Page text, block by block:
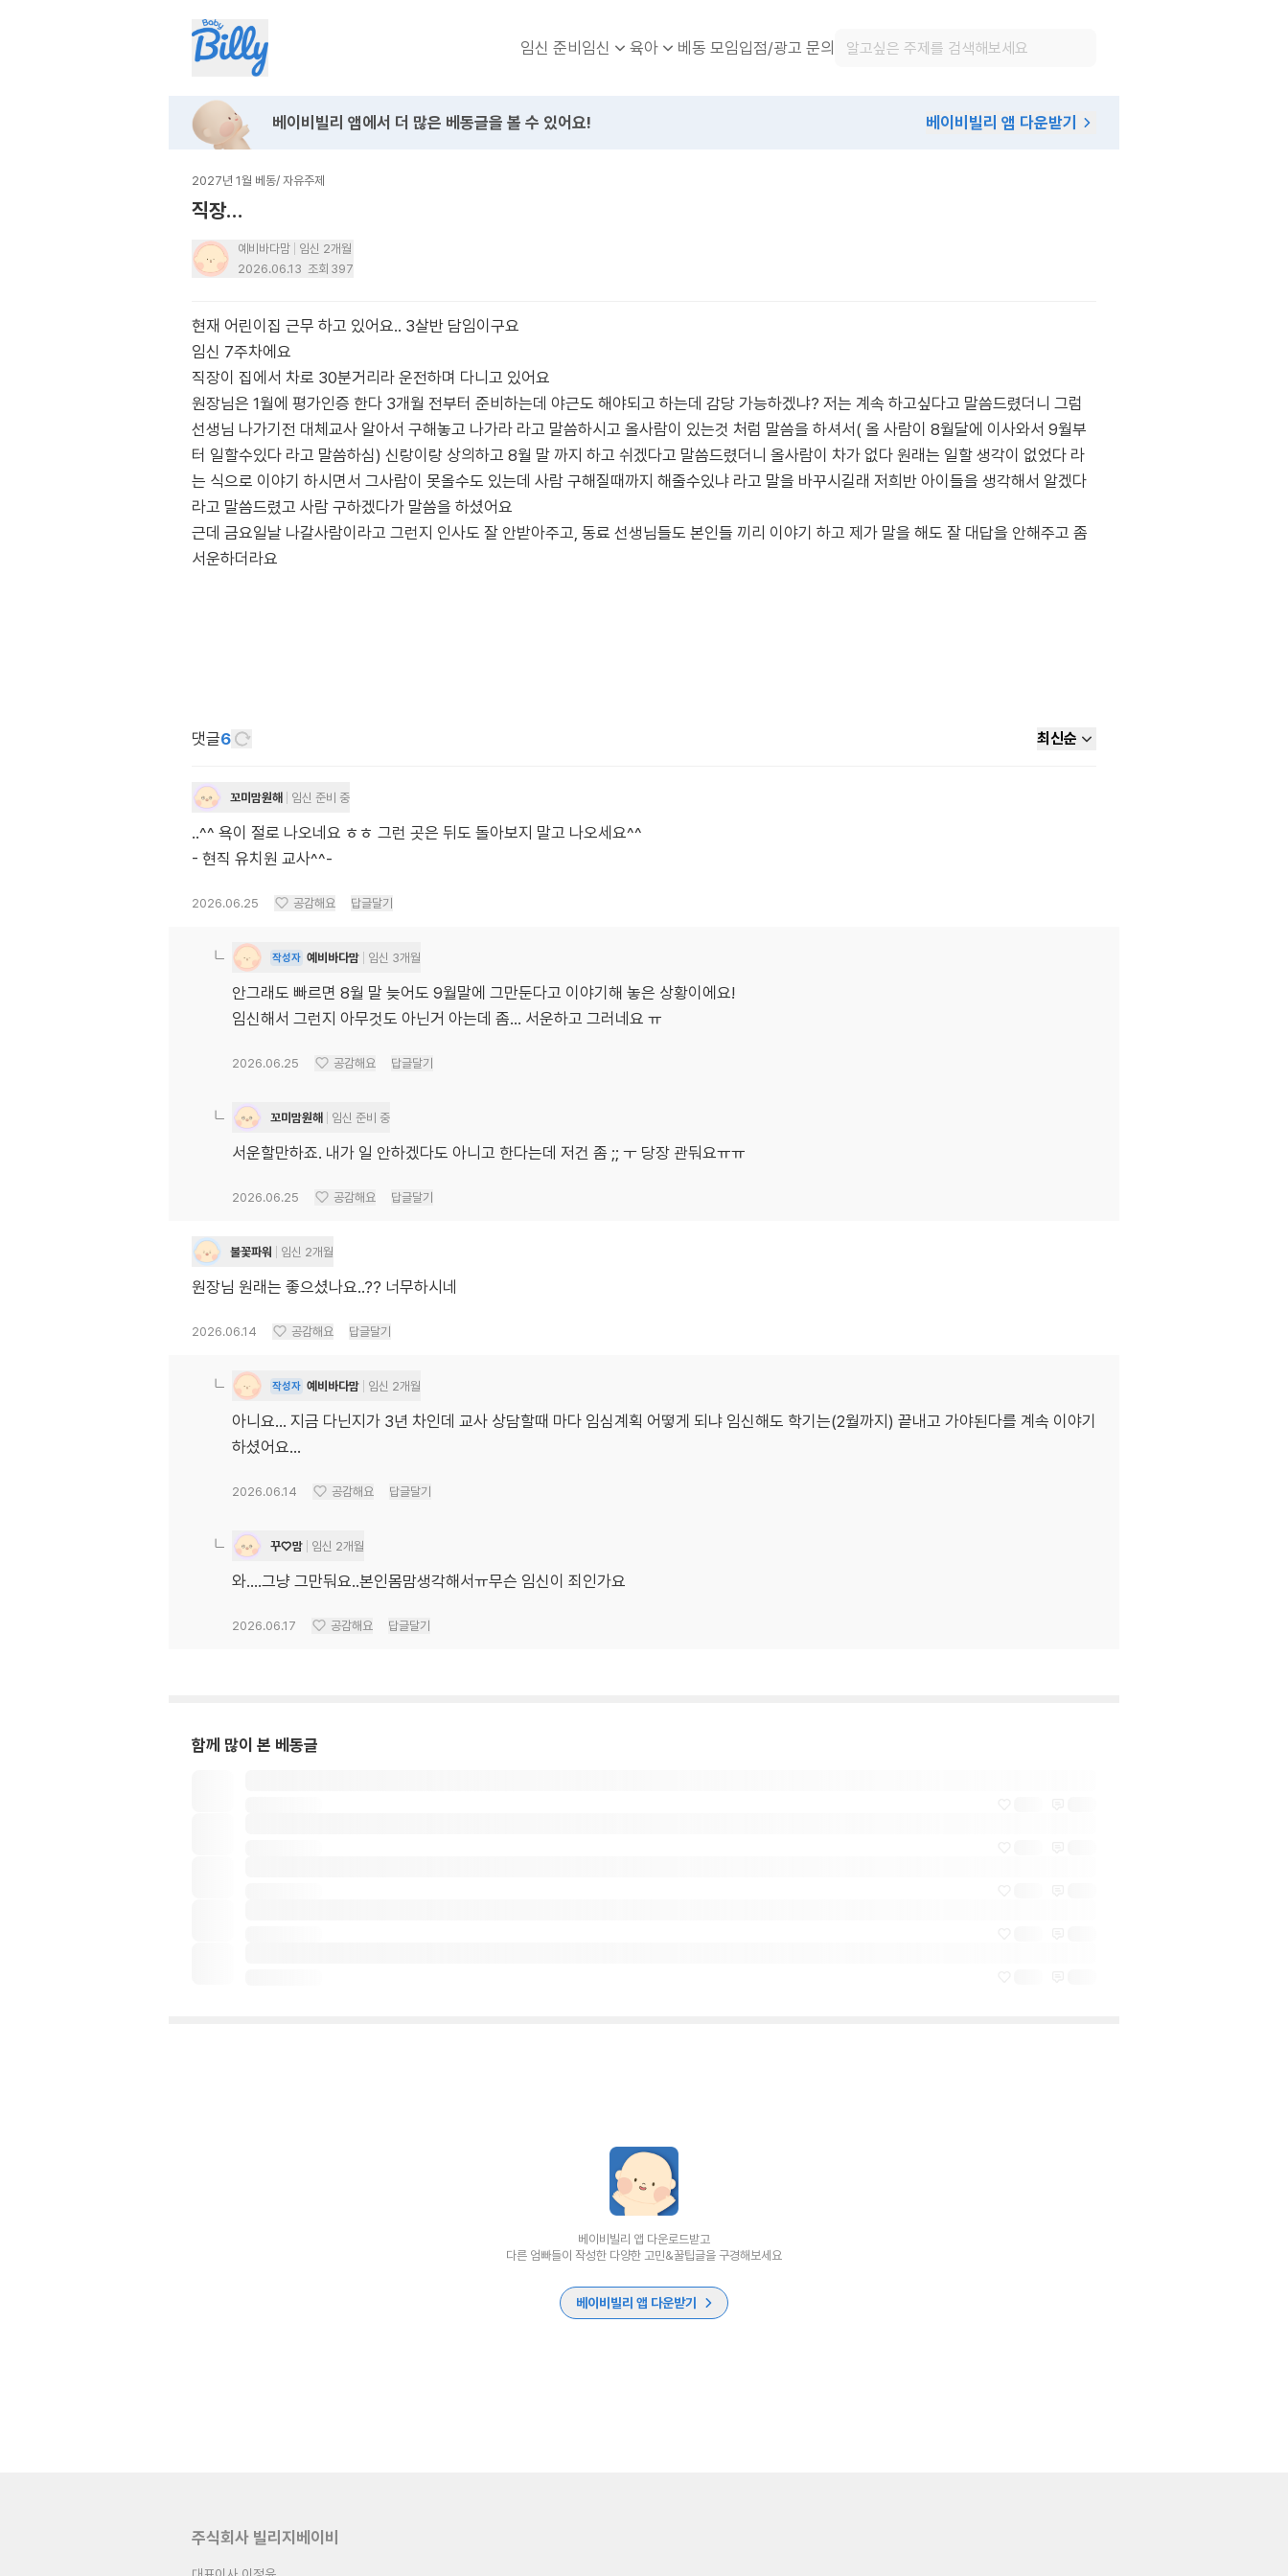
임신 준비임신 육아 베동 모임입점/광고 문의
베이비빌리 앱에서 더 많은 베동글을 볼 수 있어요! 베이비빌리 앱 다운받기
2027년 1월 베동/ 자유주제
직장…
예비바다맘
임신 2개월
2026.06.13 조회 397
현재 어린이집 근무 하고 있어요.. 3살반 담임이구요
임신 7주차에요
직장이 집에서 차로 30분거리라 운전하며 다니고 있어요
원장님은 1월에 평가인증 한다 3개월 전부터 준비하는데 야근도 해야되고 하는데 감당 가능하겠냐? 저는 계속 하고싶다고 말씀드렸더니 그럼
선생님 나가기전 대체교사 알아서 구해놓고 나가라 라고 말씀하시고 올사람이 있는것 처럼 말씀을 하셔서( 올 사람이 8월달에 이사와서 9월부
터 일할수있다 라고 말씀하심) 신랑이랑 상의하고 8월 말 까지 하고 쉬겠다고 말씀드렸더니 올사람이 차가 없다 원래는 일할 생각이 없었다 라
는 식으로 이야기 하시면서 그사람이 못올수도 있는데 사람 구해질때까지 해줄수있냐 라고 말을 바꾸시길래 저희반 아이들을 생각해서 알겠다
라고 말씀드렸고 사람 구하겠다가 말씀을 하셨어요
근데 금요일날 나갈사람이라고 그런지 인사도 잘 안받아주고, 동료 선생님들도 본인들 끼리 이야기 하고 제가 말을 해도 잘 대답을 안해주고 좀
서운하더라요
댓글6 최신순
꼬미맘원해 임신 준비 중
..^^ 욕이 절로 나오네요 ㅎㅎ 그런 곳은 뒤도 돌아보지 말고 나오세요^^
- 현직 유치원 교사^^-
2026.06.25 공감해요 답글달기
작성자 예비바다맘 임신 3개월
안그래도 빠르면 8월 말 늦어도 9월말에 그만둔다고 이야기해 놓은 상황이에요!
임신해서 그런지 아무것도 아닌거 아는데 좀… 서운하고 그러네요 ㅠ
2026.06.25 공감해요 답글달기
꼬미맘원해 임신 준비 중
서운할만하죠. 내가 일 안하겠다도 아니고 한다는데 저건 좀 ;; ㅜ 당장 관둬요ㅠㅠ
2026.06.25 공감해요 답글달기
불꽃파워 임신 2개월
원장님 원래는 좋으셨나요..?? 너무하시네
2026.06.14 공감해요 답글달기
작성자 예비바다맘 임신 2개월
아니요… 지금 다닌지가 3년 차인데 교사 상담할때 마다 임심계획 어떻게 되냐 임신해도 학기는(2월까지) 끝내고 가야된다를 계속 이야기
하셨어요…
2026.06.14 공감해요 답글달기
꾸♡맘 임신 2개월
와....그냥 그만둬요..본인몸맘생각해서ㅠ무슨 임신이 죄인가요
2026.06.17 공감해요 답글달기
함께 많이 본 베동글
베이비빌리 앱 다운로드받고
다른 엄빠들이 작성한 다양한 고민&꿀팁글을 구경해보세요
베이비빌리 앱 다운받기
주식회사 빌리지베이비